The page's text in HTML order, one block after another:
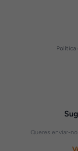
Política
Queres enviar-